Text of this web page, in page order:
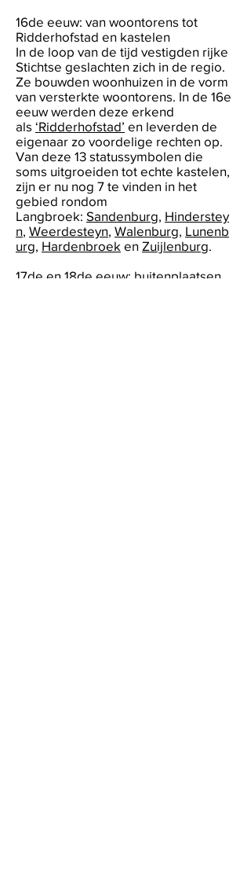
16de eeuw: van woontorens tot
Ridderhofstad en kastelen
In de loop van de tijd vestigden rijke
Stichtse geslachten zich in de regio.
Ze bouwden woonhuizen in de vorm
van versterkte woontorens. In de 16e
eeuw werden deze erkend
als ‘Ridderhofstad’ en leverden de
eigenaar zo voordelige rechten op.
Van deze 13 statussymbolen die
soms uitgroeiden tot echte kastelen,
zijn er nu nog 7 te vinden in het
gebied rondom
Langbroek: Sandenburg, Hinderstey
n, Weerdesteyn, Walenburg, Lunenb
urg, Hardenbroek en Zuijlenburg.
17de en 18de eeuw: buitenplaatsen